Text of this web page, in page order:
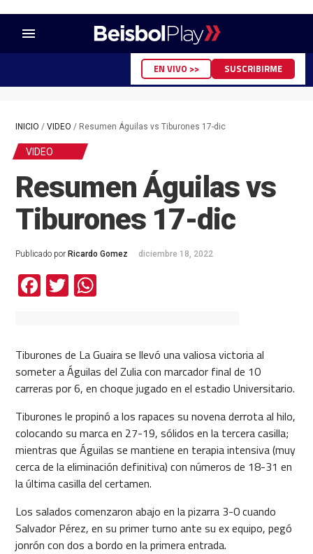
menu
EN VIVO >> SUSCRIBIRME
INICIO / VIDEO / Resumen Águilas vs Tiburones 17-dic
VIDEO
Resumen Águilas vs
Tiburones 17-dic
Publicado por Ricardo Gomez diciembre 18, 2022
Facebook
TwitterWhatsApp
Tiburones de La Guaira se llevó una valiosa victoria al
someter a Águilas del Zulia con marcador final de 10
carreras por 6, en choque jugado en el estadio Universitario.
Tiburones le propinó a los rapaces su novena derrota al hilo,
colocando su marca en 27-19, sólidos en la tercera casilla;
mientras que Águilas se mantiene en terapia intensiva (muy
cerca de la eliminación definitiva) con números de 18-31 en
la última casilla del certamen.
Los salados comenzaron abajo en la pizarra 3-0 cuando
Salvador Pérez, en su primer turno ante su ex equipo, pegó
jonrón con dos a bordo en la primera entrada.